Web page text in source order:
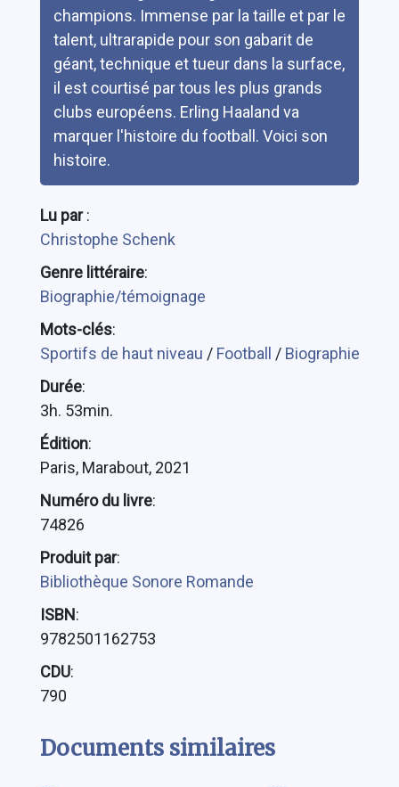
champions. Immense par la taille et par le
talent, ultrarapide pour son gabarit de
géant, technique et tueur dans la surface,
il est courtisé par tous les plus grands
clubs européens. Erling Haaland va
marquer l'histoire du football. Voici son
histoire.
Lu par:
Christophe Schenk
Genre littéraire:
Biographie/témoignage
Mots-clés:
Sportifs de haut niveau / Football / Biographie
Durée:
3h. 53min.
Édition:
Paris, Marabout, 2021
Numéro du livre:
74826
Produit par:
Bibliothèque Sonore Romande
ISBN:
9782501162753
CDU:
790
Documents similaires